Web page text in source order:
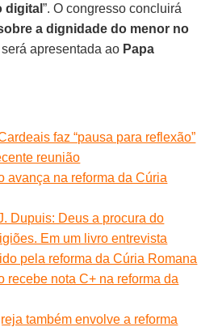
digital”. O congresso concluirá
a dignidade do menor no
será apresentada ao Papa
faz “pausa para reflexão”
reunião
avança na reforma da Cúria
Dupuis: Deus a procura do
Em um livro entrevista
pela reforma da Cúria Romana
recebe nota C+ na reforma da
também envolve a reforma